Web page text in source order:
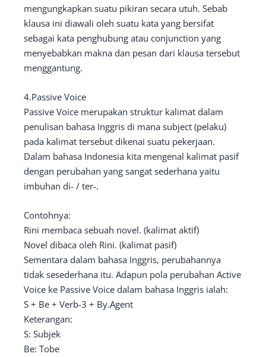
mengungkapkan suatu pikiran secara utuh. Sebab
klausa ini diawali oleh suatu kata yang bersifat
sebagai kata penghubung atau conjunction yang
menyebabkan makna dan pesan dari klausa tersebut
menggantung.
4.Passive Voice
Passive Voice merupakan struktur kalimat dalam
penulisan bahasa Inggris di mana subject (pelaku)
pada kalimat tersebut dikenai suatu pekerjaan.
Dalam bahasa Indonesia kita mengenal kalimat pasif
dengan perubahan yang sangat sederhana yaitu
imbuhan di- / ter-.
Contohnya:
Rini membaca sebuah novel. (kalimat aktif)
Novel dibaca oleh Rini. (kalimat pasif)
Sementara dalam bahasa Inggris, perubahannya
tidak sesederhana itu. Adapun pola perubahan Active
Voice ke Passive Voice dalam bahasa Inggris ialah:
S + Be + Verb-3 + By.Agent
Keterangan:
S: Subjek
Be: Tobe